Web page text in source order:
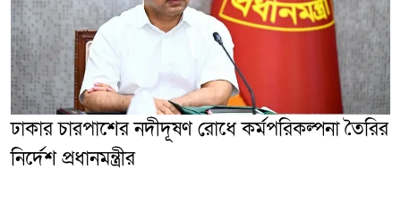
ঢাকার চারপাশের নদীদূষণ রোধে কর্মপরিকল্পনা তৈরির
নির্দেশ প্রধানমন্ত্রীর